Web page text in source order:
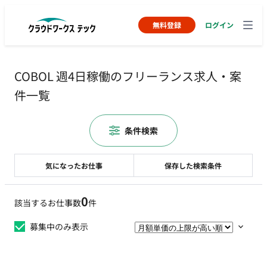
無料登録 ログイン
COBOL 週4日稼働のフリーランス求人・案
件一覧
該当するお仕事数0件
募集中のみ表示
気になったお仕事 保存した検索条件
条件検索